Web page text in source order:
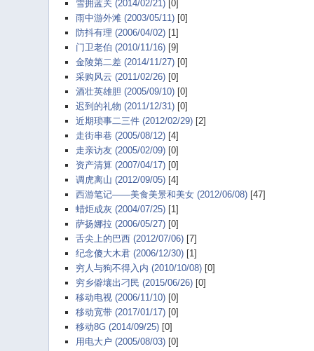
雪拥蓝关 (2014/02/21)[0]
雨中游外滩 (2003/05/11)[0]
防抖有理 (2006/04/02)[1]
门卫老伯 (2010/11/16)[9]
金陵第二差 (2014/11/27)[0]
采购风云 (2011/02/26)[0]
酒壮英雄胆 (2005/09/10)[0]
迟到的礼物 (2011/12/31)[0]
近期琐事二三件 (2012/02/29)[2]
走街串巷 (2005/08/12)[4]
走亲访友 (2005/02/09)[0]
资产清算 (2007/04/17)[0]
调虎离山 (2012/09/05)[4]
西游笔记——美食美景和美女 (2012/06/08)[47]
蜡炬成灰 (2004/07/25)[1]
萨扬娜拉 (2006/05/27)[0]
舌尖上的巴西 (2012/07/06)[7]
纪念傻大木君 (2006/12/30)[1]
穷人与狗不得入内 (2010/10/08)[0]
穷乡僻壤出刁民 (2015/06/26)[0]
移动电视 (2006/11/10)[0]
移动宽带 (2017/01/17)[0]
移动8G (2014/09/25)[0]
用电大户 (2005/08/03)[0]